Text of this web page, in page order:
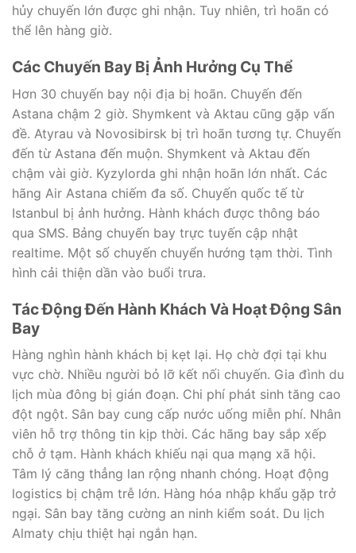
hủy chuyến lớn được ghi nhận. Tuy nhiên, trì hoãn có
thể lên hàng giờ.
Các Chuyến Bay Bị Ảnh Hưởng Cụ Thể
Hơn 30 chuyến bay nội địa bị hoãn. Chuyến đến
Astana chậm 2 giờ. Shymkent và Aktau cũng gặp vấn
đề. Atyrau và Novosibirsk bị trì hoãn tương tự. Chuyến
đến từ Astana đến muộn. Shymkent và Aktau đến
chậm vài giờ. Kyzylorda ghi nhận hoãn lớn nhất. Các
hãng Air Astana chiếm đa số. Chuyến quốc tế từ
Istanbul bị ảnh hưởng. Hành khách được thông báo
qua SMS. Bảng chuyến bay trực tuyến cập nhật
realtime. Một số chuyến chuyển hướng tạm thời. Tình
hình cải thiện dần vào buổi trưa.
Tác Động Đến Hành Khách Và Hoạt Động Sân
Bay
Hàng nghìn hành khách bị kẹt lại. Họ chờ đợi tại khu
vực chờ. Nhiều người bỏ lỡ kết nối chuyến. Gia đình du
lịch mùa đông bị gián đoạn. Chi phí phát sinh tăng cao
đột ngột. Sân bay cung cấp nước uống miễn phí. Nhân
viên hỗ trợ thông tin kịp thời. Các hãng bay sắp xếp
chỗ ở tạm. Hành khách khiếu nại qua mạng xã hội.
Tâm lý căng thẳng lan rộng nhanh chóng. Hoạt động
logistics bị chậm trễ lớn. Hàng hóa nhập khẩu gặp trở
ngại. Sân bay tăng cường an ninh kiểm soát. Du lịch
Almaty chịu thiệt hại ngắn hạn.